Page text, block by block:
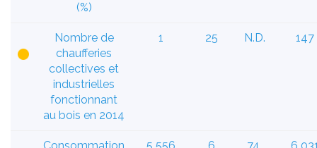
(%)
Nombre de
chaufferies
collectives et
industrielles
fonctionnant
au bois en 2014
1 25 N.D. 147